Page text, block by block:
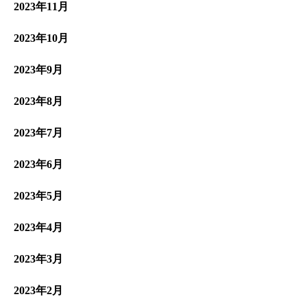
2023年11月
2023年10月
2023年9月
2023年8月
2023年7月
2023年6月
2023年5月
2023年4月
2023年3月
2023年2月